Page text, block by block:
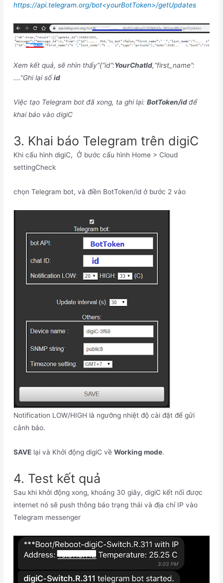
https://api.telegram.org/bot<yourBotToken>/getUpdates
Xem kết quả, sẽ nhìn thấy”{“id”:YourChatId,“first_name”:
….”Ghi lại sốid
Việc tạo Telegram bot đã xong, ta ghi lại:BotToken/idđể
khai báo vào digiC
3. Khai báo Telegram trên digiC
Khi cấu hình digiC, Ở bước cấu hình Home > Cloud
settingCheck
chọn Telegram bot, và điền BotToken/id ở bước 2 vào
Notification LOW/HIGH là ngưỡng nhiệt độ cài đặt để gửi
cảnh báo.
SAVE lại và Khởi động digiC vềWorking mode.
4. Test kết quả
Sau khi khởi động xong, khoảng 30 giây, digiC kết nối được
internet nó sẽ push thông báo trạng thái và địa chỉ IP vào
Telegram messenger